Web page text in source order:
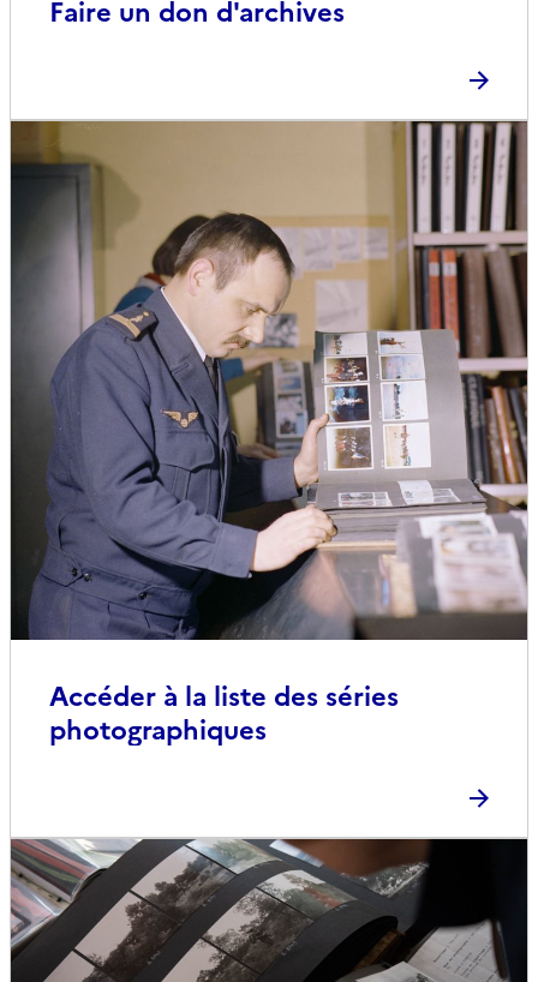
Faire un don d'archives
Accéder à la liste des séries
photographiques